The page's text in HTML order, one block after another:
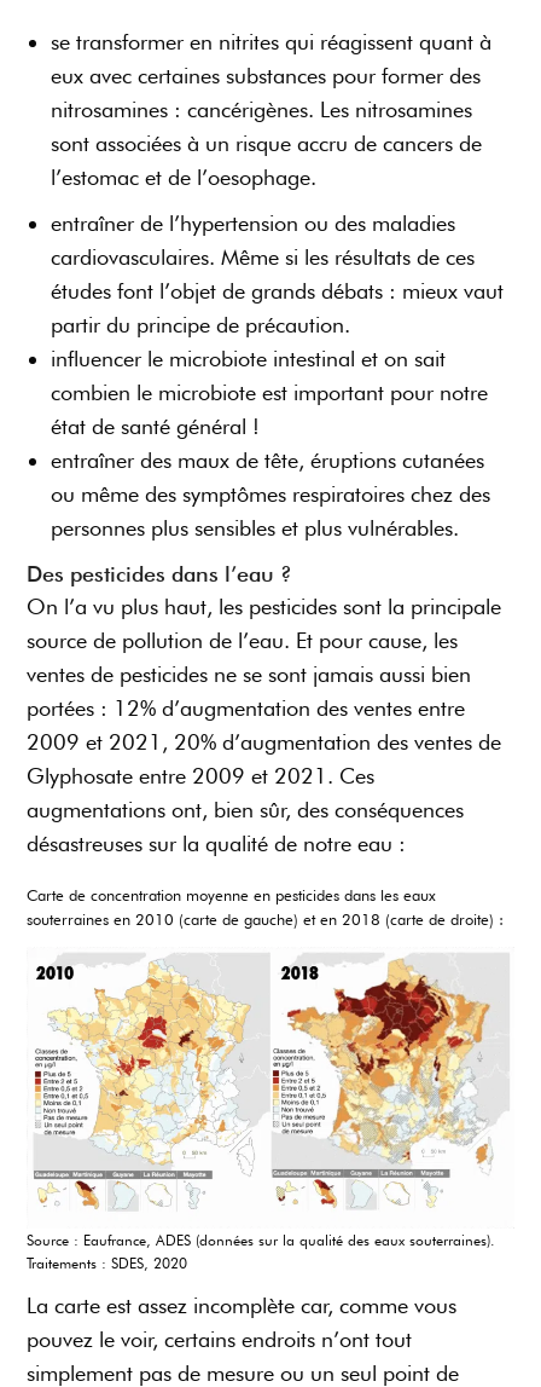
se transformer en nitrites qui réagissent quant à
eux avec certaines substances pour former des
nitrosamines : cancérigènes. Les nitrosamines
sont associées à un risque accru de cancers de
l’estomac et de l’oesophage.
entraîner de l’hypertension ou des maladies
cardiovasculaires. Même si les résultats de ces
études font l’objet de grands débats : mieux vaut
partir du principe de précaution.
influencer le microbiote intestinal et on sait
combien le microbiote est important pour notre
état de santé général !
entraîner des maux de tête, éruptions cutanées
ou même des symptômes respiratoires chez des
personnes plus sensibles et plus vulnérables.
Des pesticides dans l’eau ?
On l’a vu plus haut, les pesticides sont la principale
source de pollution de l’eau. Et pour cause, les
ventes de pesticides ne se sont jamais aussi bien
portées : 12% d’augmentation des ventes entre
2009 et 2021, 20% d’augmentation des ventes de
Glyphosate entre 2009 et 2021. Ces
augmentations ont, bien sûr, des conséquences
désastreuses sur la qualité de notre eau :
Carte de concentration moyenne en pesticides dans les eaux
souterraines en 2010 (carte de gauche) et en 2018 (carte de droite) :
Source : Eaufrance, ADES (données sur la qualité des eaux souterraines).
Traitements : SDES, 2020
La carte est assez incomplète car, comme vous
pouvez le voir, certains endroits n’ont tout
simplement pas de mesure ou un seul point de